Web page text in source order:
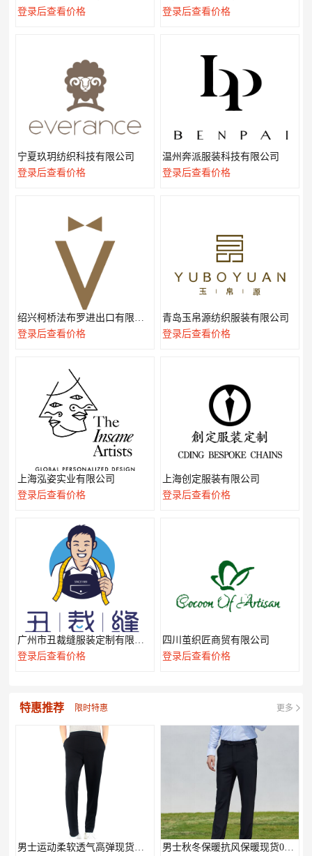
登录后查看价格
登录后查看价格
宁夏玖玥纺织科技有限公司
登录后查看价格
温州奔派服装科技有限公司
登录后查看价格
绍兴柯桥法布罗进出口有限公司
登录后查看价格
青岛玉帛源纺织服装有限公司
登录后查看价格
上海泓姿实业有限公司
登录后查看价格
上海创定服装有限公司
登录后查看价格
广州市丑裁缝服装定制有限公司
登录后查看价格
四川茧织匠商贸有限公司
登录后查看价格
特惠推荐 限时特惠 更多
男士运动柔软透气高弹现货休闲裤003
男士秋冬保暖抗风保暖现货007款